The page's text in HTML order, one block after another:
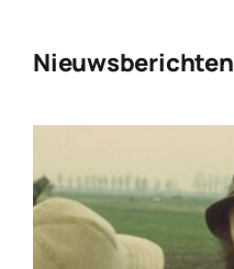
Nieuwsberichten